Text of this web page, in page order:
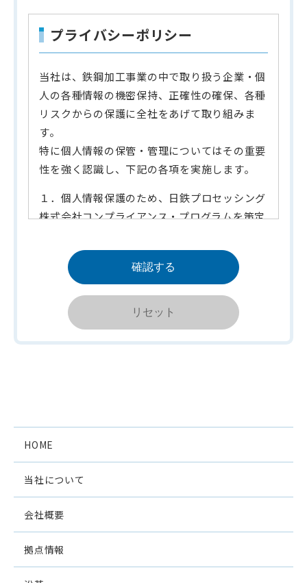
プライバシーポリシー
当社は、鉄鋼加工事業の中で取り扱う企業・個
人の各種情報の機密保持、正確性の確保、各種
リスクからの保護に全社をあげて取り組みま
す。
特に個人情報の保管・管理についてはその重要
性を強く認識し、下記の各項を実施します。
１．個人情報保護のため、日鉄プロセッシング
株式会社コンプライアンス・プログラムを策定
メンバーとするコンプライアンス委員会を設置
して監視に努めます。
２．個人情報の収集･利用･提供は日鉄プロセッ
シング株式会社コンプライアンス･プログラム
および社内関連規程に従って行います。
４．個人情報保護に関する関係法令、社会慣習
５．日鉄プロセッシング株式会社コンプライア
ンス･プログラム、社内関連規程の改訂を含む
個人情報保護管理の体制は、 定期的に見直し
を行い、継続的に改善します。
HOME
当社について
会社概要
拠点情報